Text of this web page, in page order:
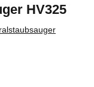
HV325